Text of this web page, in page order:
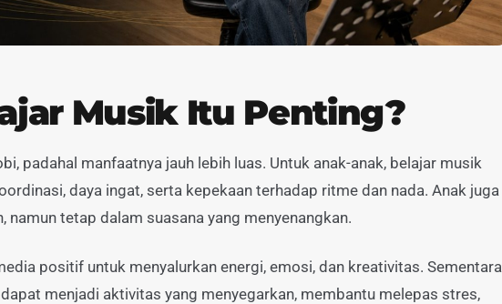
Musik Itu Penting?
padahal manfaatnya jauh lebih luas. Untuk anak-anak, belajar musik
daya ingat, serta kepekaan terhadap ritme dan nada. Anak juga
namun tetap dalam suasana yang menyenangkan.
positif untuk menyalurkan energi, emosi, dan kreativitas. Sementara
menjadi aktivitas yang menyegarkan, membantu melepas stres,